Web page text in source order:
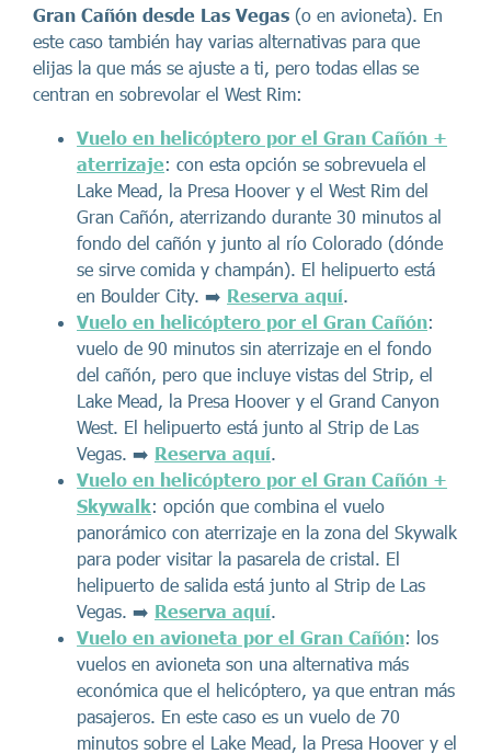
Gran Cañón desde Las Vegas (o en avioneta). En
este caso también hay varias alternativas para que
elijas la que más se ajuste a ti, pero todas ellas se
centran en sobrevolar el West Rim:
Vuelo en helicóptero por el Gran Cañón +
aterrizaje: con esta opción se sobrevuela el
Lake Mead, la Presa Hoover y el West Rim del
Gran Cañón, aterrizando durante 30 minutos al
fondo del cañón y junto al río Colorado (dónde
se sirve comida y champán). El helipuerto está
en Boulder City. ➡️ Reserva aquí
Vuelo en helicóptero por el Gran Cañón:
vuelo de 90 minutos sin aterrizaje en el fondo
del cañón, pero que incluye vistas del Strip, el
Lake Mead, la Presa Hoover y el Grand Canyon
West. El helipuerto está junto al Strip de Las
Vegas. ➡️ Reserva aquí
Vuelo en helicóptero por el Gran Cañón +
Skywalk: opción que combina el vuelo
panorámico con aterrizaje en la zona del Skywalk
para poder visitar la pasarela de cristal. El
helipuerto de salida está junto al Strip de Las
Vegas. ➡️ Reserva aquí
Vuelo en avioneta por el Gran Cañón: los
vuelos en avioneta son una alternativa más
económica que el helicóptero, ya que entran más
pasajeros. En este caso es un vuelo de 70
minutos sobre el Lake Mead, la Presa Hoover y el